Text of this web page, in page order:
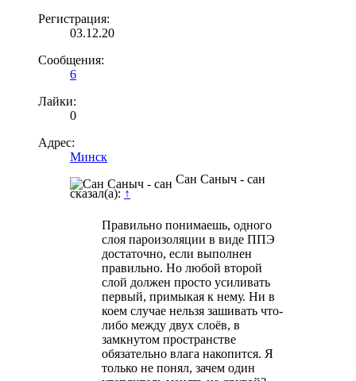
Регистрация:
03.12.20
Сообщения:
6
Лайки:
0
Адрес:
Минск
Сан Саныч - сан
сказал(а): ↑
Правильно понимаешь, одного
слоя пароизоляции в виде ППЭ
достаточно, если выполнен
правильно. Но любой второй
слой должен просто усиливать
первый, примыкая к нему. Ни в
коем случае нельзя зашивать что-
либо между двух слоёв, в
замкнутом пространстве
обязательно влага накопится. Я
только не понял, зачем один